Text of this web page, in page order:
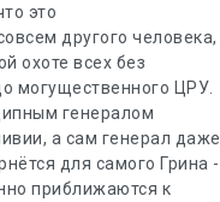
это
другого человека,
охоте всех без
могущественного ЦРУ.
генералом
а сам генерал даже
для самого Грина -
приближаются к